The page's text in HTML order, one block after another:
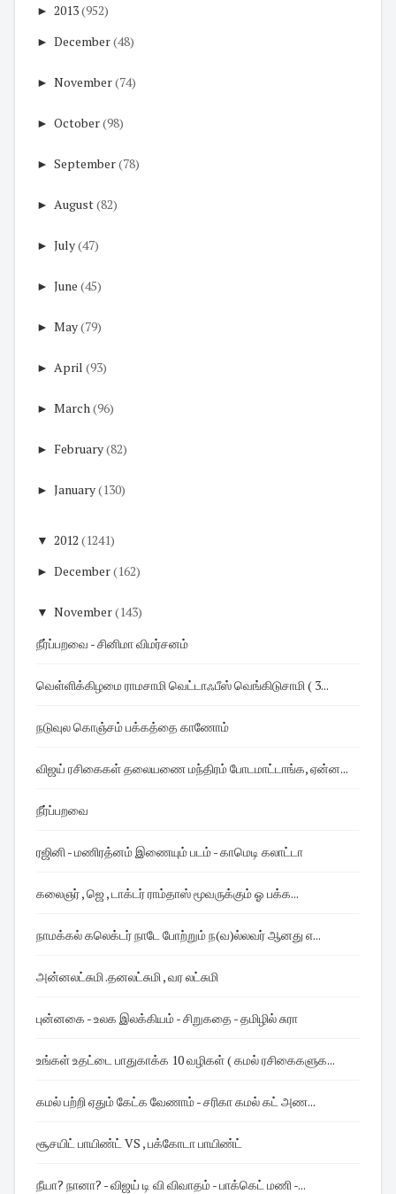
► 2013(952)
► December(48)
► November(74)
► October(98)
► September(78)
► August(82)
► July(47)
► June (45)
► May(79)
► April (93)
► March(96)
► February(82)
► January(130)
▼ 2012 (1241)
► December(162)
▼ November(143)
நீர்ப்பறவை - சினிமா விமர்சனம்
வெள்ளிக்கிழமை ராமசாமி வெட்டாஃபீஸ் வெங்கிடுசாமி ( 3...
நடுவுல கொஞ்சம் பக்கத்தை காணோம்
விஜய் ரசிகைகள் தலையணை மந்திரம் போடமாட்டாங்க, ஏன்ன...
நீர்ப்பறவை
ரஜினி - மணிரத்னம் இணையும் படம் - காமெடி கலாட்டா
கலைஞர் , ஜெ , டாக்டர் ராம்தாஸ் மூவருக்கும் ஓ பக்க...
நாமக்கல் கலெக்டர் நாடே போற்றும் ந(வ)ல்லவர் ஆனது எ...
அன்னலட்சுமி .தனலட்சுமி , வர லட்சுமி
புன்னகை - உலக இலக்கியம் - சிறுகதை - தமிழில் சுரா
உங்கள் உதட்டை பாதுகாக்க 10 வழிகள் ( கமல் ரசிகைகளுக...
கமல் பற்றி ஏதும் கேட்க வேணாம் - சரிகா கமல் கட் அண...
சூசயிட் பாயிண்ட் VS , பக்கோடா பாயிண்ட்
நீயா? நானா? - விஜய் டி வி விவாதம் - பாக்கெட் மணி -...